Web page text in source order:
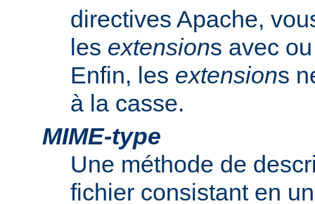
directives Apache,
les extensions avec
Enfin, les extensions
à la casse.
MIME-type
Une méthode de
fichier consistant en